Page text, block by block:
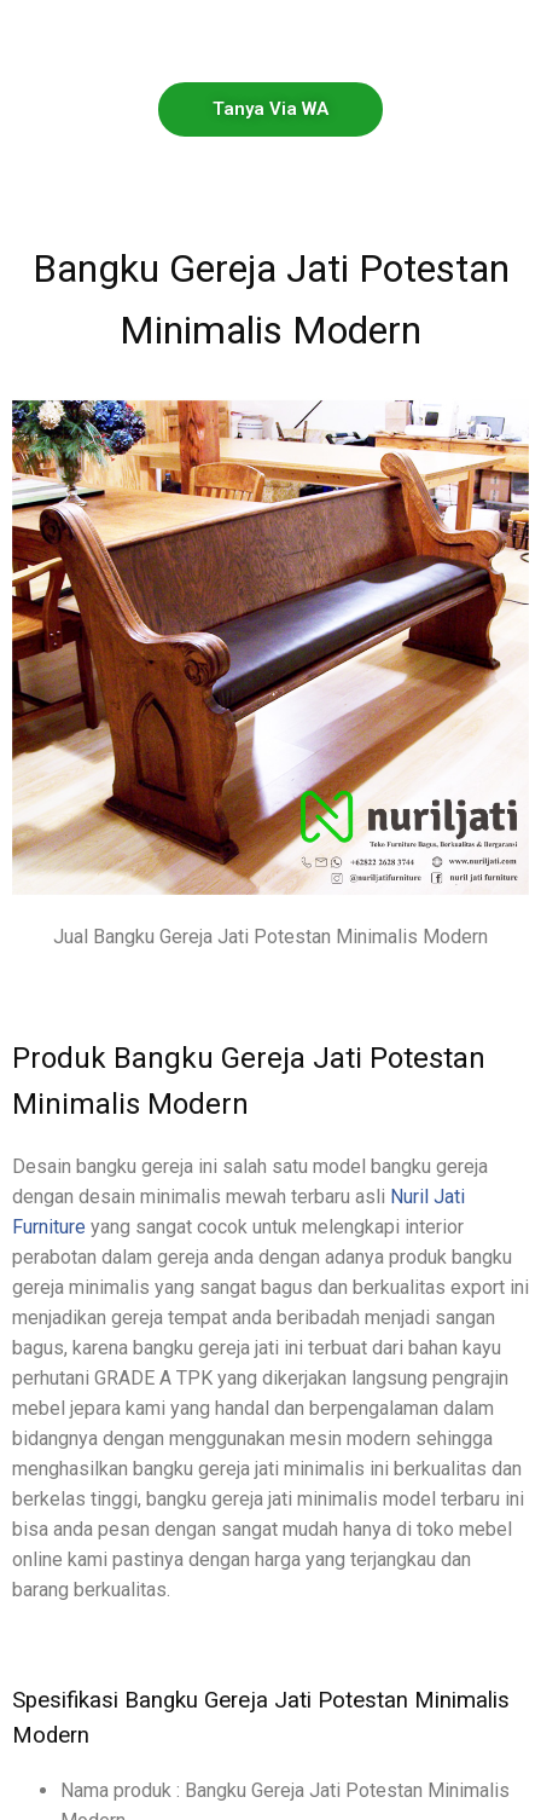
Tanya Via WA
Bangku Gereja Jati Potestan
Minimalis Modern
Jual Bangku Gereja Jati Potestan Minimalis Modern
Produk Bangku Gereja Jati Potestan
Minimalis Modern
Desain bangku gereja ini salah satu model bangku gereja
dengan desain minimalis mewah terbaru asli Nuril Jati
Furniture yang sangat cocok untuk melengkapi interior
perabotan dalam gereja anda dengan adanya produk bangku
gereja minimalis yang sangat bagus dan berkualitas export ini
menjadikan gereja tempat anda beribadah menjadi sangan
bagus, karena bangku gereja jati ini terbuat dari bahan kayu
perhutani GRADE A TPK yang dikerjakan langsung pengrajin
mebel jepara kami yang handal dan berpengalaman dalam
bidangnya dengan menggunakan mesin modern sehingga
menghasilkan bangku gereja jati minimalis ini berkualitas dan
berkelas tinggi, bangku gereja jati minimalis model terbaru ini
bisa anda pesan dengan sangat mudah hanya di toko mebel
online kami pastinya dengan harga yang terjangkau dan
barang berkualitas.
Spesifikasi Bangku Gereja Jati Potestan Minimalis
Modern
Nama produk : Bangku Gereja Jati Potestan Minimalis